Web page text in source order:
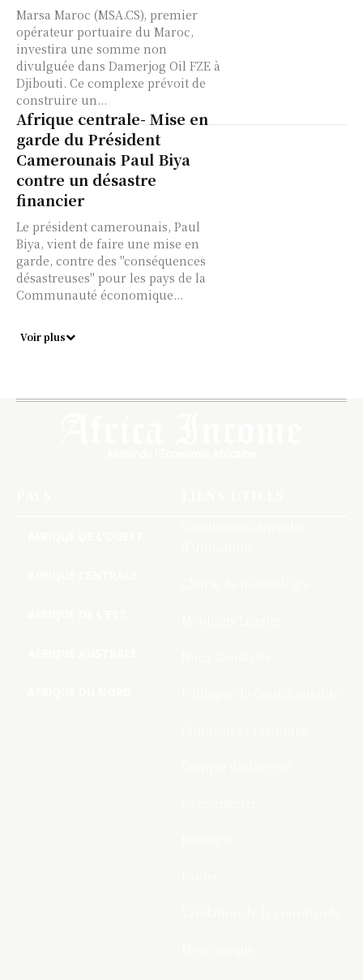
Marsa Maroc (MSA.CS), premier
opérateur portuaire du Maroc,
investira une somme non
divulguée dans Damerjog Oil FZE à
Djibouti. Ce complexe prévoit de
construire un...
Afrique centrale- Mise en
garde du Président
Camerounais Paul Biya
contre un désastre
financier
Le président camerounais, Paul
Biya, vient de faire une mise en
garde, contre des "conséquences
désastreuses" pour les pays de la
Communauté économique...
Voir plus